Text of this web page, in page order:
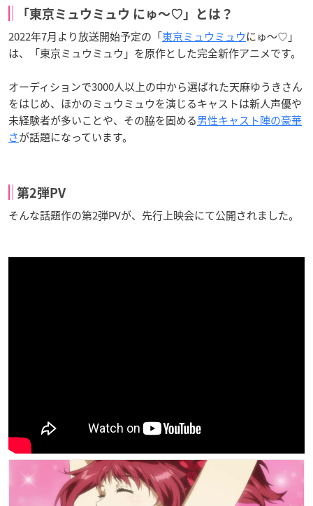
「東京ミュウミュウ にゅ〜♡」とは？
2022年7月より放送開始予定の「東京ミュウミュウにゅ〜♡」
は、「東京ミュウミュウ」を原作とした完全新作アニメです。
オーディションで3000人以上の中から選ばれた天麻ゆうきさん
をはじめ、ほかのミュウミュウを演じるキャストは新人声優や
未経験者が多いことや、その脇を固める男性キャスト陣の豪華
さが話題になっています。
第2弾PV
そんな話題作の第2弾PVが、先行上映会にて公開されました。